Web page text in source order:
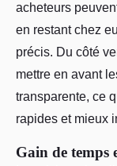
acheteurs
en restant chez
précis. Du côté
mettre en avant
transparente, ce
rapides et mieux
Gain de temps